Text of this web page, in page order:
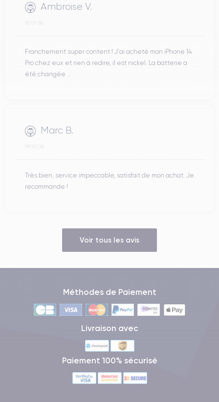
Ambroise V.
10/07/26
Franchement super content ! J'ai acheté mon iPhone 14
Pro chez eux et rien à redire, il est nickel. La batterie a
été changée ...
Marc B.
09/07/26
Très bien, service impeccable, satisfait de mon achat. Je
recommande !
Voir tous les avis
Méthodes de Paiement
Livraison avec
Paiement 100% sécurisé